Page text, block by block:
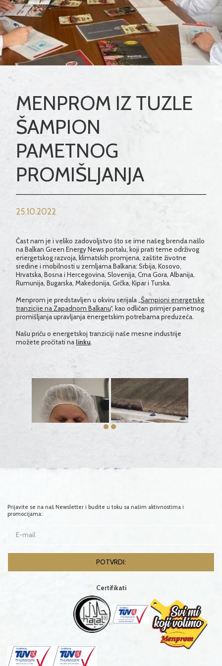
MENPROM IZ TUZLE
ŠAMPION
PAMETNOG
PROMIŠLJANJA
25.10.2022
Čast nam je i veliko zadovoljstvo što se ime našeg brenda našlo
naBalkan Green Energy News portalu, koji prati teme održivog
energetskog razvoja, klimatskih promjena, zaštite životne
sredine i mobilnosti u zemljama Balkana: Srbija, Kosovo,
Hrvatska, Bosna i Hercegovina, Slovenija, Crna Gora, Albanija,
Rumunija, Bugarska, Makedonija, Grčka, Kipar i Turska.
Menprom je predstavljen u okviru serijala „Šampioni energetske
tranzicije na Zapadnom Balkanu“, kao odličan primjer pametnog
promišljanja upravljanja energetskim potrebama preduzeća.
Našu priču o energetskoj tranziciji naše mesne industrije
možete pročitati na linku.
Prijavite se na naš Newsletter i budite u toku sa našim aktivnostima i
promocijama:
Certifikati